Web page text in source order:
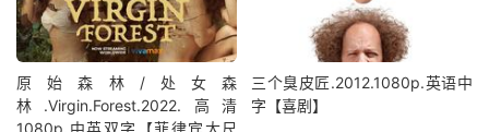
原始森林/处女森
林.Virgin.Forest.2022.高清
1080p.中英双字【菲律宾大尺
三个臭皮匠.2012.1080p.英语中
字【喜剧】